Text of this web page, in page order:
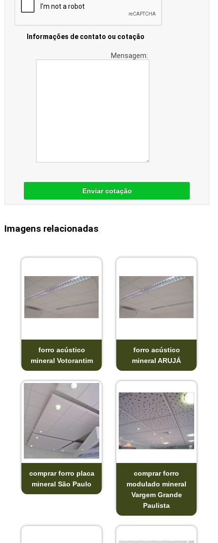
Informações de contato ou cotação
Mensagem:
Enviar cotação
Imagens relacionadas
forro acústico
mineral Votorantim
forro acústico
mineral ARUJÁ
comprar forro placa
mineral São Paulo
comprar forro
modulado mineral
Vargem Grande
Paulista